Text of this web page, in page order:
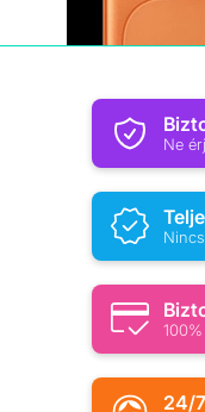
Ne
24/